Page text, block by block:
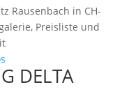
Rausenbach in CH-
Preisliste und
DELTA